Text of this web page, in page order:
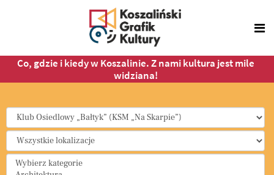
Co, gdzie i kiedy w Koszalinie. Z nami kultura jest mile
widziana!
Select a Category to filter list